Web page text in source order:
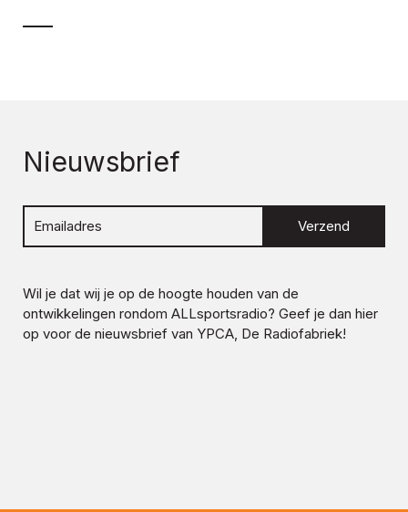
Nieuwsbrief
Verzend
Wil je dat wij je op de hoogte houden van de
ontwikkelingen rondom ALLsportsradio? Geef je dan hier
op voor de nieuwsbrief van YPCA, De Radiofabriek!